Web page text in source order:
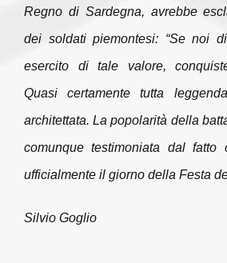
Regno di Sardegna, avrebbe
dei soldati piemontesi: “Se noi
esercito di tale valore,
Quasi certamente tutta
architettata. La popolarità della
comunque testimoniata dal
ufficialmente il giorno della Festa
Silvio Goglio